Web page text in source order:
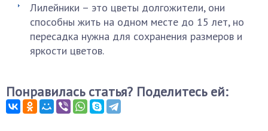
Лилейники – это цветы долгожители, они
способны жить на одном месте до 15 лет, но
пересадка нужна для сохранения размеров и
яркости цветов.
Понравилась статья? Поделитесь ей: